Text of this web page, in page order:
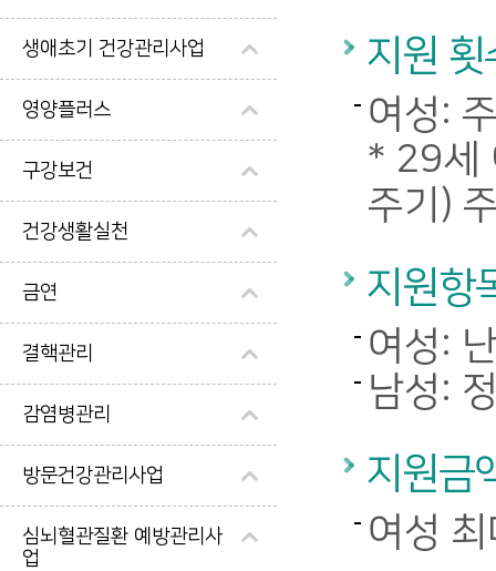
생애초기 건강관리사업
영양플러스
구강보건
건강생활실천
금연
결핵관리
감염병관리
방문건강관리사업
심뇌혈관질환 예방관리사
업
지원 횟
여성:
* 29세
주기)
지원항
여성:
남성:
지원금
여성